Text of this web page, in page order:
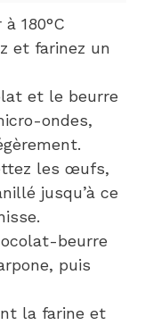
180°C
et farinez un
et le beurre
ondes,
les œufs,
jusqu’à ce
beurre
puis
la farine et